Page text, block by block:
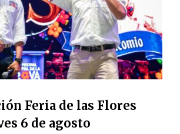
Feria de las Flores
6 de agosto